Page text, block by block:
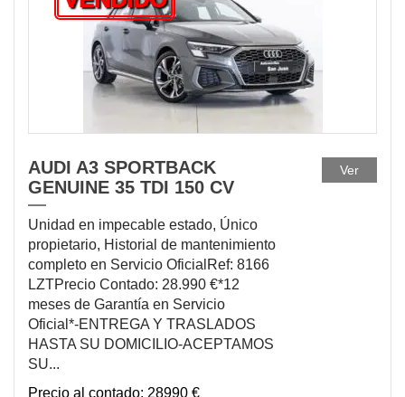
AUDI A3 SPORTBACK
GENUINE 35 TDI 150 CV
Unidad en impecable estado, Único
propietario, Historial de mantenimiento
completo en Servicio OficialRef: 8166
LZTPrecio Contado: 28.990 €*12
meses de Garantía en Servicio
Oficial*-ENTREGA Y TRASLADOS
HASTA SU DOMICILIO-ACEPTAMOS
SU...
28990 €
Ver